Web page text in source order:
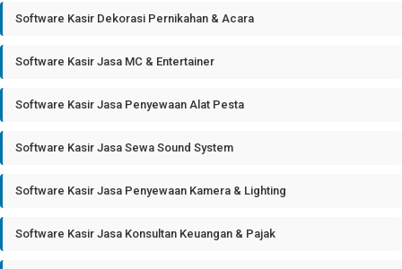
Software Kasir Dekorasi Pernikahan & Acara
Software Kasir Jasa MC & Entertainer
Software Kasir Jasa Penyewaan Alat Pesta
Software Kasir Jasa Sewa Sound System
Software Kasir Jasa Penyewaan Kamera & Lighting
Software Kasir Jasa Konsultan Keuangan & Pajak